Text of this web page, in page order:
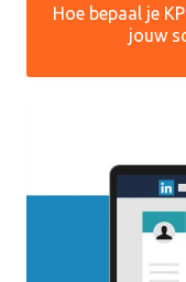
Hoe bepaal je
jouw